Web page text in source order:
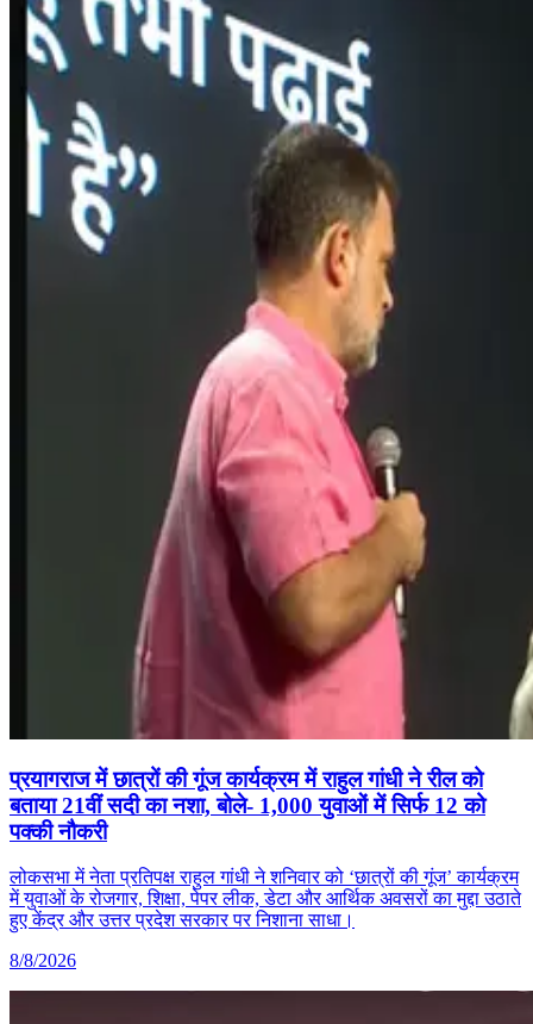
प्रयागराज में छात्रों की गूंज कार्यक्रम में राहुल गांधी ने रील को
बताया 21वीं सदी का नशा, बोले- 1,000 युवाओं में सिर्फ 12 को
पक्की नौकरी
लोकसभा में नेता प्रतिपक्ष राहुल गांधी ने शनिवार को ‘छात्रों की गूंज’ कार्यक्रम
में युवाओं के रोजगार, शिक्षा, पेपर लीक, डेटा और आर्थिक अवसरों का मुद्दा उठाते
हुए केंद्र और उत्तर प्रदेश सरकार पर निशाना साधा।
8/8/2026